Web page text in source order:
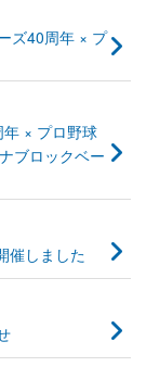
ズ40周年 × プ
年 × プロ野球
ブロックベー
催しました